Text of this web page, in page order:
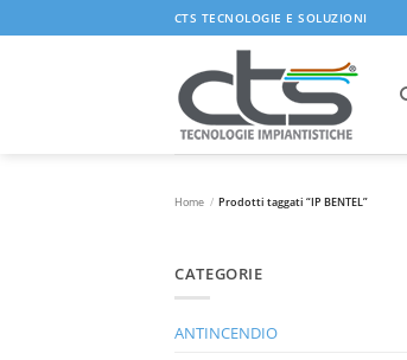
ai
CTS TECNOLOGIE E SOLUZIONI
Home / Prodotti taggati “IP BENTEL”
CATEGORIE
ANTINCENDIO